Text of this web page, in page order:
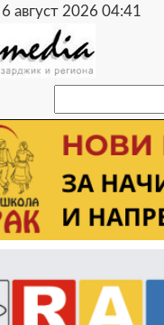
август 2026 04:41